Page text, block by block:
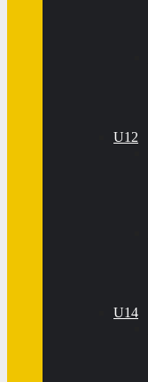
U12
U14